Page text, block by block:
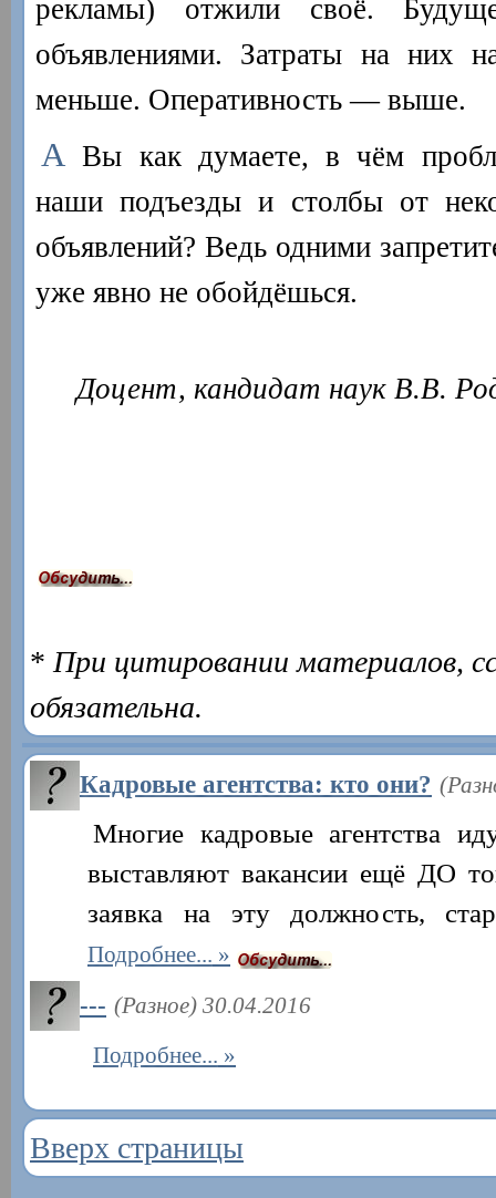
рекламы) отжили своё.
объявлениями. Затраты на них
меньше. Оперативность — выше.
АВы как думаете, в чём
наши подъезды и столбы от
объявлений? Ведь одними
уже явно не обойдёшься.
Доцент, кандидат наук В.В.
*При цитировании материалов,
обязательна.
Кадровые агентства: кто они?
Многие кадровые агентства
выставляют вакансии ещё ДО
заявка на эту должность,
Подробнее...
--- (Разное) 30.04.2016
Подробнее...
Вверх страницы